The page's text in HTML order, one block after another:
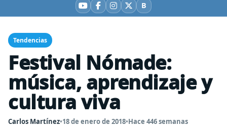
YouTube
Facebook
Instagram
X BBluesky
Tendencias
Festival Nómade:
música, aprendizaje y
cultura viva
Carlos Martínez•18 de enero de 2018•Hace 446 semanas